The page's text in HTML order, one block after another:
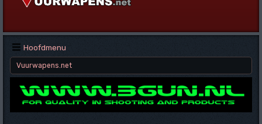
Hoofdmenu
Vuurwapens.net